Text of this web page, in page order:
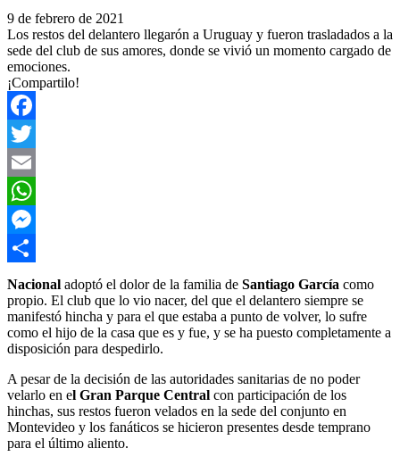
9 de febrero de 2021
Los restos del delantero llegarón a Uruguay y fueron trasladados a la
sede del club de sus amores, donde se vivió un momento cargado de
emociones.
¡Compartilo!
Facebook
Twitter
Email
WhatsApp
Messenger
Compartir
Nacional adoptó el dolor de la familia de Santiago García como
propio. El club que lo vio nacer, del que el delantero siempre se
manifestó hincha y para el que estaba a punto de volver, lo sufre
como el hijo de la casa que es y fue, y se ha puesto completamente a
disposición para despedirlo.
A pesar de la decisión de las autoridades sanitarias de no poder
velarlo en el Gran Parque Central con participación de los
hinchas, sus restos fueron velados en la sede del conjunto en
Montevideo y los fanáticos se hicieron presentes desde temprano
para el último aliento.